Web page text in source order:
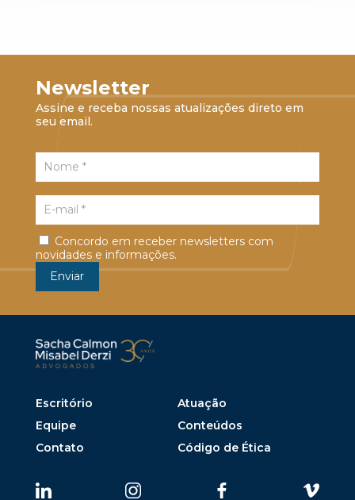
Newsletter
Assine e receba nossas atualizações direto em
seu email.
Concordo em receber newsletters com
novidades e informações.
Escritório
Atuação
Equipe
Conteúdos
Contato
Código de Ética